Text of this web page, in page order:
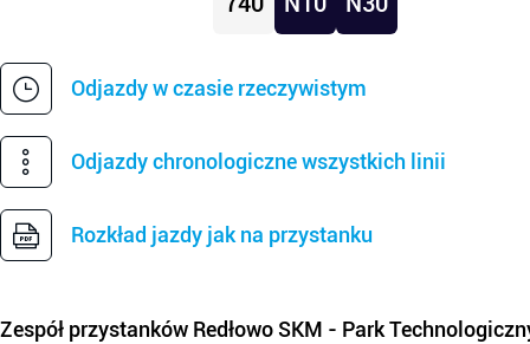
Odjazdy w czasie rzeczywistym
Odjazdy chronologiczne wszystkich linii
Rozkład jazdy jak na przystanku
Zespół przystanków Redłowo SKM - Park